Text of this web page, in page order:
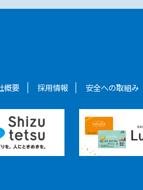
概要 採用情報 安全への取組み